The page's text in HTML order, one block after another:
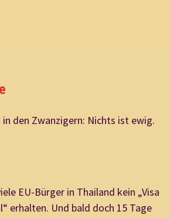
in den Zwanzigern: Nichts ist ewig.
EU-Bürger in Thailand kein „Visa
erhalten. Und bald doch 15 Tage